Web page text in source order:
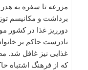
مزرعه تا سفره به
برداشت و مکانیسم
دورریز غذا در کشور
نادرست حاکم بر
غذایی نیز غافل شد.
که از فرهنگ اشتباه